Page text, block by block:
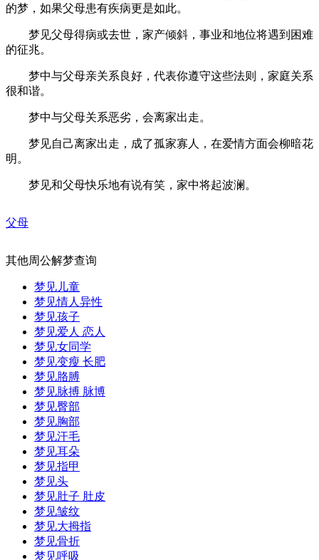
的梦，如果父母患有疾病更是如此。
梦见父母得病或去世，家产倾斜，事业和地位将遇到困难
的征兆。
梦中与父母亲关系良好，代表你遵守这些法则，家庭关系
很和谐。
梦中与父母关系恶劣，会离家出走。
梦见自己离家出走，成了孤家寡人，在爱情方面会柳暗花
明。
梦见和父母快乐地有说有笑，家中将起波澜。
父母
其他周公解梦查询
梦见儿童
梦见情人异性
梦见孩子
梦见爱人 恋人
梦见女同学
梦见变瘦 长肥
梦见胳膊
梦见脉搏 脉博
梦见臀部
梦见胸部
梦见汗毛
梦见耳朵
梦见指甲
梦见头
梦见肚子 肚皮
梦见皱纹
梦见大拇指
梦见骨折
梦见呼吸